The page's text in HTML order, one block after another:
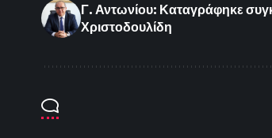
Γ. Αντωνίου: Καταγράφηκε
Χριστοδουλίδη